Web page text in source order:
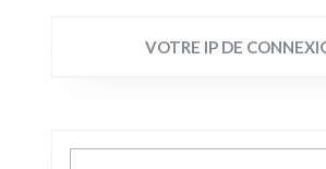
VOTRE IP DE